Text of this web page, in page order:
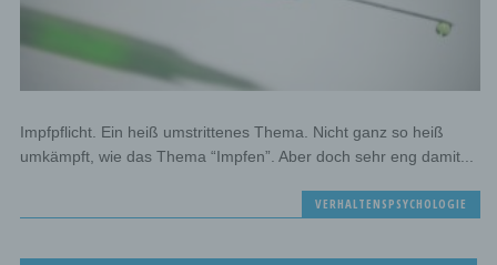
Impfpflicht. Ein heiß umstrittenes Thema. Nicht ganz so heiß
umkämpft, wie das Thema “Impfen”. Aber doch sehr eng damit...
VERHALTENSPSYCHOLOGIE